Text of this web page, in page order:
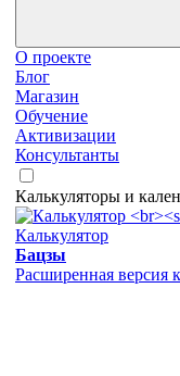
О проекте
Блог
Магазин
Обучение
Активизации
Консультанты
Калькуляторы и
Калькулятор
Бацзы
Расширенная версия